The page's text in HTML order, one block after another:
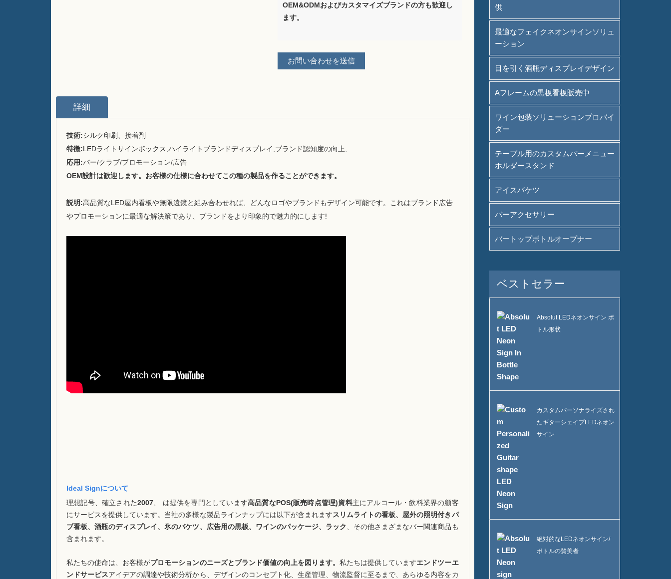
OEM&ODMおよびカスタマイズブランドの方も歓迎し
ます。
お問い合わせを送信
詳細
技術:シルク印刷、接着剤
特徴:LEDライトサインボックス;ハイライトブランドディスプレイ;ブランド認知度の向上;
応用:バー/クラブ/プロモーション/広告
OEM設計は歓迎します。お客様の仕様に合わせてこの種の製品を作ることができます。
説明:高品質なLED屋内看板や無限遠鏡と組み合わせれば、どんなロゴやブランドもデザイン可能です。これはブランド広告
やプロモーションに最適な解決策であり、ブランドをより印象的で魅力的にします!
Ideal Signについて
理想記号、確立された2007、 は提供を専門としています高品質なPOS(販売時点管理)資料主にアルコール・飲料業界の顧客
にサービスを提供しています。当社の多様な製品ラインナップには以下が含まれますスリムライトの看板、屋外の照明付きパ
ブ看板、酒瓶のディスプレイ、氷のバケツ、広告用の黒板、ワインのパッケージ、ラック
、その他さまざまなバー関連商品も
含まれます。
私たちの使命は、お客様がプロモーションのニーズとブランド価値の向上を図ります。私たちは提供していますエンドツーエ
ンドサービスアイデアの調達や技術分析から、デザインのコンセプト化、生産管理、物流監督に至るまで、あらゆる内容をカ
供
最適なフェイクネオンサインソリュ
ーション
目を引く酒瓶ディスプレイデザイン
Aフレームの黒板看板販売中
ワイン包装ソリューションプロバイ
ダー
テーブル用のカスタムバーメニュー
ホルダースタンド
アイスバケツ
バーアクセサリー
バートップボトルオープナー
ベストセラー
Absolut LEDネオンサイン ボ
トル形状
カスタムパーソナライズされ
たギターシェイプLEDネオン
サイン
絶対的なLEDネオンサイン/
ボトルの賛美者